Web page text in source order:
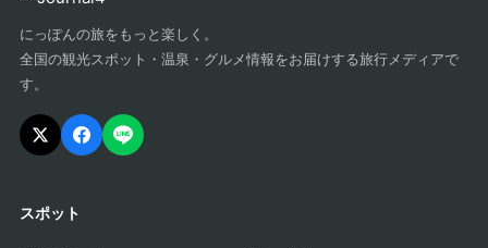
にっぽんの旅をもっと楽しく。
全国の観光スポット・温泉・グルメ情報をお届けする旅行メディアで
す。
スポット